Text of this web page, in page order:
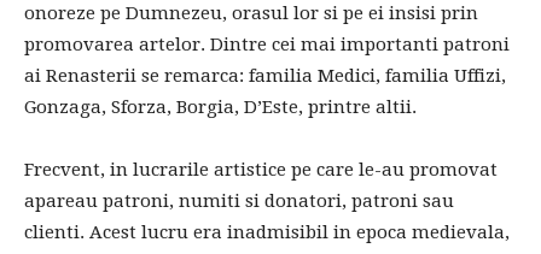
onoreze pe Dumnezeu, orasul lor si pe ei insisi prin
promovarea artelor. Dintre cei mai importanti patroni
ai Renasterii se remarca: familia Medici, familia Uffizi,
Gonzaga, Sforza, Borgia, D’Este, printre altii.
Frecvent, in lucrarile artistice pe care le-au promovat
apareau patroni, numiti si donatori, patroni sau
clienti. Acest lucru era inadmisibil in epoca medievala,